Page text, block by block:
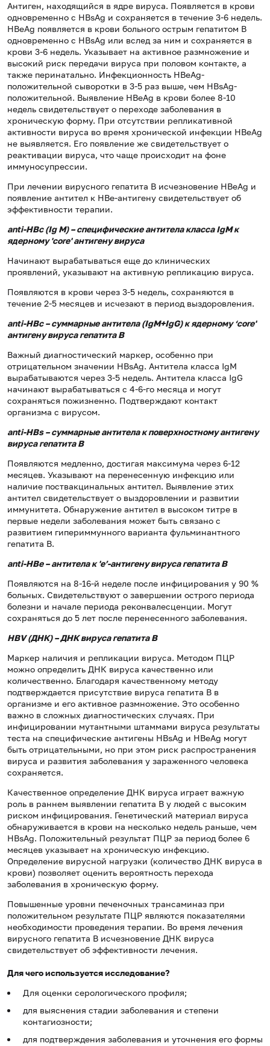
Антиген, находящийся в ядре вируса. Появляется в крови
одновременно с HBsAg и сохраняется в течение 3-6 недель.
HBeAg появляется в крови больного острым гепатитом В
одновременно с HBsAg или вслед за ним и сохраняется в
крови 3-6 недель. Указывает на активное размножение и
высокий риск передачи вируса при половом контакте, а
также перинатально. Инфекционность HBeAg-
положительной сыворотки в 3-5 раз выше, чем HBsAg-
положительной. Выявление HBeAg в крови более 8-10
недель свидетельствует о переходе заболевания в
хроническую форму. При отсутствии репликативной
активности вируса во время хронической инфекции HBeAg
не выявляется. Его появление же свидетельствует о
реактивации вируса, что чаще происходит на фоне
иммуносупрессии.
При лечении вирусного гепатита В исчезновение HBeAg и
появление антител к HBe-антигену свидетельствует об
эффективности терапии.
anti-HBc (Ig M) – специфические антитела классаIgМ к
ядерному 'core' антигену вируса
Начинают вырабатываться еще до клинических
проявлений, указывают на активную репликацию вируса.
Появляются в крови через 3-5 недель, сохраняются в
течение 2-5 месяцев и исчезают в период выздоровления.
anti-HBc – суммарные антитела (IgM+IgG) к ядерному ‘core'
антигену вируса гепатита В
Важный диагностический маркер, особенно при
отрицательном значении HBsAg. Антитела класса IgM
вырабатываются через 3-5 недель. Антитела класса IgG
начинают вырабатываться с 4-6-го месяца и могут
сохраняться пожизненно. Подтверждают контакт
организма с вирусом.
anti-HBs – суммарные антитела к поверхностному антигену
вируса гепатита В
Появляются медленно, достигая максимума через 6-12
месяцев. Указывают на перенесенную инфекцию или
наличие поствакцинальных антител. Выявление этих
антител свидетельствует о выздоровлении и развитии
иммунитета. Обнаружение антител в высоком титре в
первые недели заболевания может быть связано с
развитием гипериммунного варианта фульминантного
гепатита В.
anti-HBe – антитела к 'е’-антигену вируса гепатита В
Появляются на 8-16-й неделе после инфицирования у 90 %
больных. Свидетельствуют о завершении острого периода
болезни и начале периода реконвалесценции. Могут
сохраняться до 5 лет после перенесенного заболевания.
HBV (ДНК) – ДНК вируса гепатита В
Маркер наличия и репликации вируса. Методом ПЦР
можно определить ДНК вируса качественно или
количественно. Благодаря качественному методу
подтверждается присутствие вируса гепатита В в
организме и его активное размножение. Это особенно
важно в сложных диагностических случаях. При
инфицировании мутантными штаммами вируса результаты
теста на специфические антигены HBsAg и HBeAg могут
быть отрицательными, но при этом риск распространения
вируса и развития заболевания у зараженного человека
сохраняется.
Качественное определение ДНК вируса играет важную
роль в раннем выявлении гепатита В у людей с высоким
риском инфицирования. Генетический материал вируса
обнаруживается в крови на несколько недель раньше, чем
HBsAg. Положительный результат ПЦР за период более 6
месяцев указывает на хроническую инфекцию.
Определение вирусной нагрузки (количество ДНК вируса в
крови) позволяет оценить вероятность перехода
заболевания в хроническую форму.
Повышенные уровни печеночных трансаминаз при
положительном результате ПЦР являются показателями
необходимости проведения терапии. Во время лечения
вирусного гепатита В исчезновение ДНК вируса
свидетельствует об эффективности лечения.
Для чего используется исследование?
Для оценки серологического профиля;
для выяснения стадии заболевания и степени
контагиозности;
для подтверждения заболевания и уточнения его формы